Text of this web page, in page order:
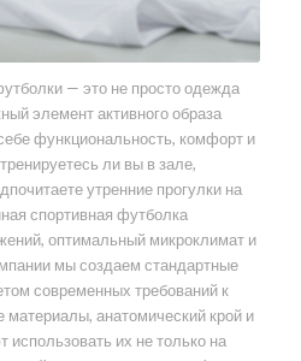
— это не просто одежда
элемент активного образа
функциональность, комфорт и
ли вы в зале,
утренние прогулки на
спортивная футболка
оптимальный микроклимат и
мы создаем стандартные
современных требований к
анатомический крой и
использовать их не только на